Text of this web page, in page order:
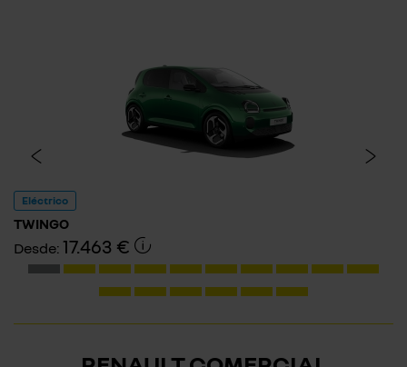
Eléctrico
TWINGO
Desde: 17.463 €